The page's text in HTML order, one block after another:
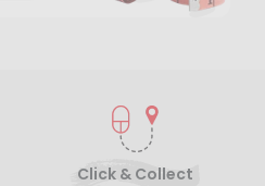
Click & Collect